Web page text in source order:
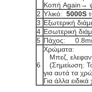
Κοπή Again→
2 Υλικό: 5000S
3 Εξωτερική
4 Εσωτερική
5 Πάχος:
6
Χρώματα:
Μπεζ,
(Σημείωση:
για αυτά τα
Για άλλα